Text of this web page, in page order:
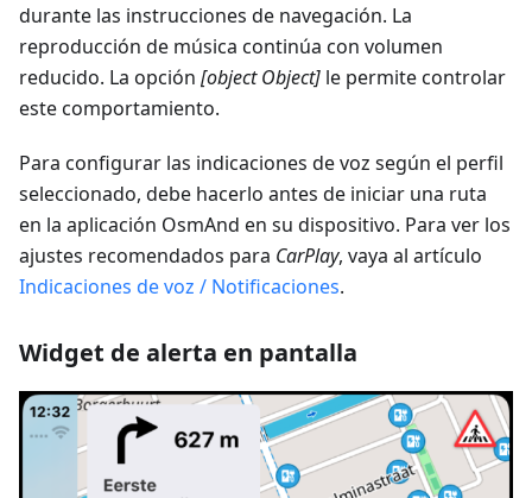
durante las instrucciones de navegación. La
reproducción de música continúa con volumen
reducido. La opción [object Object] le permite controlar
este comportamiento.
Para configurar las indicaciones de voz según el perfil
seleccionado, debe hacerlo antes de iniciar una ruta
en la aplicación OsmAnd en su dispositivo. Para ver los
ajustes recomendados para CarPlay, vaya al artículo
Indicaciones de voz / Notificaciones.
Widget de alerta en pantalla